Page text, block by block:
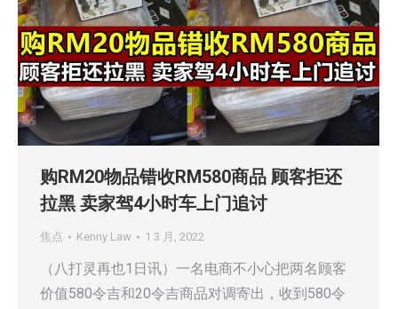
购RM20物品错收RM580商品 顾客拒还
拉黑 卖家驾4小时车上门追讨
焦点 Kenny Law 1 3 月, 2022
（八打灵再也1日讯）一名电商不小心把两名顾客
价值580令吉和20令吉商品对调寄出，收到580令